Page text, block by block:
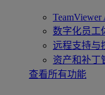
TeamViewer
数字化员工
远程支持与
资产和补丁
查看所有功能